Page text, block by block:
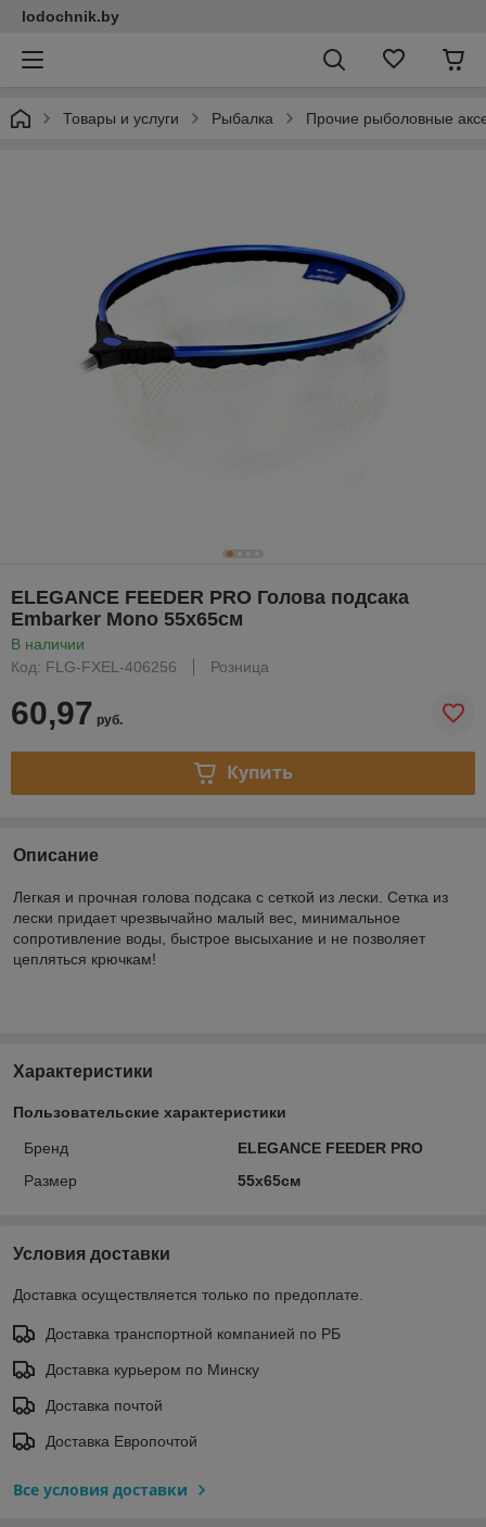
lodochnik.by
Товары и услуги Рыбалка Прочие рыболовные
ELEGANCE FEEDER PRO Голова подсака
Embarker Mono 55х65см
В наличии
Код: FLG-FXEL-406256
Розница
60,97 руб.
Купить
Описание
Легкая и прочная голова подсака с сеткой из лески. Сетка из
лески придает чрезвычайно малый вес, минимальное
сопротивление воды, быстрое высыхание и не позволяет
цепляться крючкам!
Характеристики
Пользовательские характеристики
Бренд
ELEGANCE FEEDER PRO
Размер
55х65см
Условия доставки
Доставка осуществляется только по предоплате.
Доставка транспортной компанией по РБ
Доставка курьером по Минску
Доставка почтой
Доставка Европочтой
Все условия доставки